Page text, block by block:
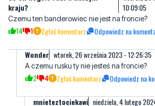
Wonder wtorek, 26 września 2023 - 12:26:35
A czemu rusku ty nie jesteś na froncie?
mnieteztociekawi niedziela, 4 lutego
a mnie tez to ciekawi co oni robia w